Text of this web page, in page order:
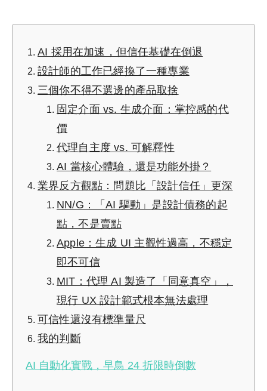
AI 採用在加速，但信任基礎在倒退
設計師的工作已經換了一種專業
三個你不得不選邊的產品取捨
固定介面 vs. 生成介面：掌控感的代
價
代理自主度 vs. 可解釋性
AI 當核心體驗，還是功能外掛？
業界反方觀點：問題比「設計信任」更深
NN/G：「AI 驅動」是設計債務的起
點，不是賣點
Apple：生成 UI 主觀性過高，不穩定
即不可信
MIT：代理 AI 製造了「同意真空」，
現行 UX 設計範式根本無法處理
可信性還沒有標準量尺
我的判斷
AI 自動化實戰，早鳥 24 折限時倒數